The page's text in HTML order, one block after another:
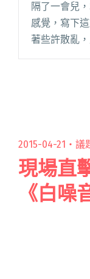
隔了一會兒
感覺，寫下
著些許散亂
長遠的路，
2015-04-21・ 議
現場直
《白噪